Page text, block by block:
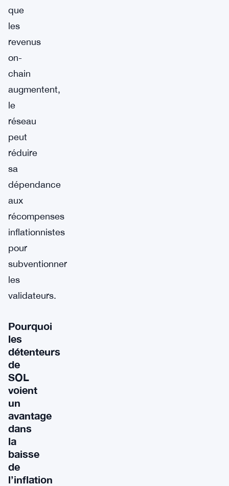
que
les
revenus
on-
chain
augmentent,
le
réseau
peut
réduire
sa
dépendance
aux
récompenses
inflationnistes
pour
subventionner
les
validateurs.
Pourquoi
les
détenteurs
de
SOL
voient
un
avantage
dans
la
baisse
de
l’inflation